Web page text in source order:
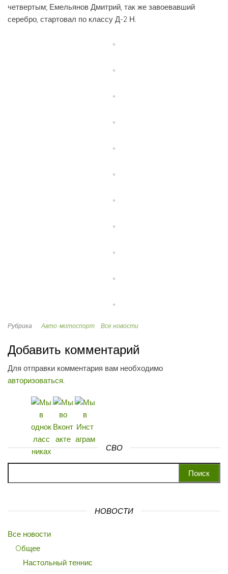
четвертым; Емельянов Дмитрий, так же завоевавший
серебро, стартовал по классу Д-2 Н.
Рубрика Авто-мотоспорт Все новости
Добавить комментарий
Для отправки комментария вам необходимо
авторизоваться.
СВО
НОВОСТИ
Все новости
Oбщее
Настольный теннис